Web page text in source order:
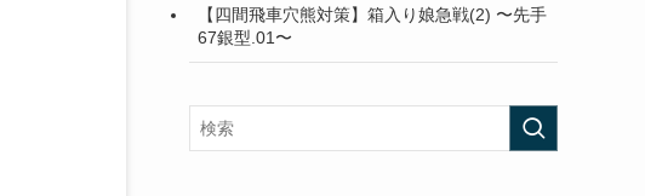
【四間飛車穴熊対策】箱入り娘急戦(2) 〜先手
67銀型.01〜